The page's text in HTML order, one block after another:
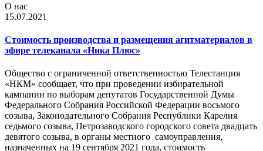
О нас
15.07.2021
Стоимость производства и размещения агитматериалов в
эфире телеканала «Ника Плюс»
Общество с ограниченной ответственностью Телестанция
«НКМ» сообщает, что при проведении избирательной
кампании по выборам депутатов Государственной Думы
Федерального Собрания Российской Федерации восьмого
созыва, Законодательного Собрания Республики Карелия
седьмого созыва, Петрозаводского городского совета двадцать
девятого созыва, в органы местного самоуправления,
назначенных на 19 сентября 2021 года, стоимость